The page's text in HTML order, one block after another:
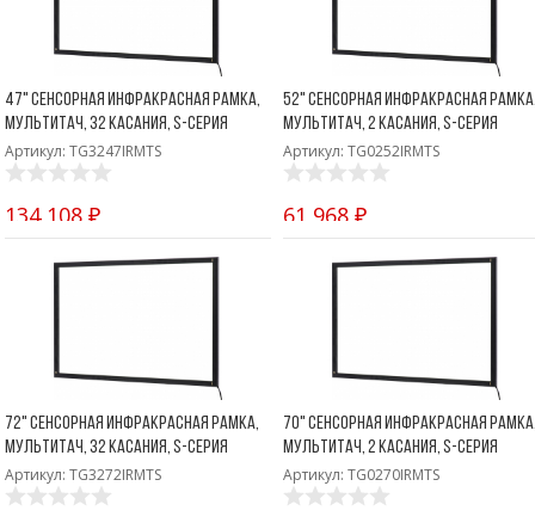
47" Сенсорная инфракрасная рамка,
мультитач, 32 касания, S-серия
Артикул: TG3247IRMTS
134 108 ₽
52" Сенсорная инфракрасная
мультитач, 2 касания, S-серия
Артикул: TG0252IRMTS
61 968 ₽
72" Сенсорная инфракрасная рамка,
мультитач, 32 касания, S-серия
Артикул: TG3272IRMTS
70" Сенсорная инфракрасная
мультитач, 2 касания, S-серия
Артикул: TG0270IRMTS